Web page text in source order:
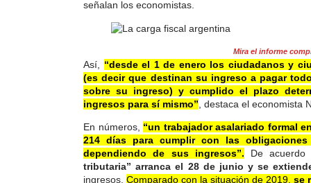
señalan los economistas.
Mira el informe
Así, “desde el 1 de enero los ciudadanos y
(es decir que destinan su ingreso a pagar
sobre su ingreso) y cumplido el plazo
ingresos para sí mismo” , destaca el economista
En números, “un trabajador asalariado formal
214 días para cumplir con las
dependiendo de sus ingresos”. De
tributaria” arranca el 28 de junio y se
ingresos. Comparado con la situación de 2019, se